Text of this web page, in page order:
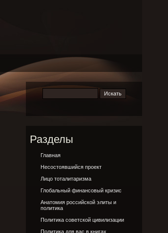
Разделы
Главная
Несостоявшийся проект
Лицо тоталитаризма
Глобальный финансовый кризис
Анатомия российской элиты и
политика
Политика советской цивилизации
Политика для вас в книгах